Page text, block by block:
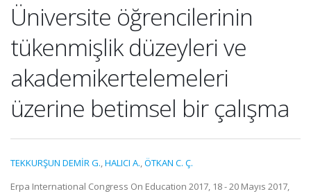
Üniversite öğrencilerinin
tükenmişlik düzeyleri ve
akademikertelemeleri
üzerine betimsel bir çalışma
TEKKURŞUN DEMİR G.,HALICI A.,ÖTKAN C. Ç.
Erpa International Congress On Education 2017, 18 - 20 Mayıs 2017,